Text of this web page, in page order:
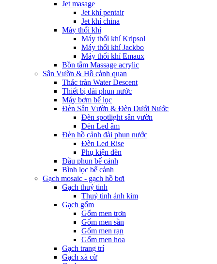
Jet masage
Jet khí pentair
Jet khí china
Máy thổi khí
Máy thổi khí Kripsol
Máy thổi khí Jackbo
Máy thổi khí Emaux
Bồn tắm Massage acrylic
Sân Vườn & Hồ cảnh quan
Thác tràn Water Descent
Thiết bị đài phun nước
Máy bơm bể lọc
Đèn Sân Vườn & Đèn Dưới Nước
Đèn spotlight sân vườn
Đèn Led âm
Đèn hồ cảnh đài phun nước
Đèn Led Rise
Phụ kiện đèn
Đầu phun bể cảnh
Bình lọc bể cảnh
Gạch mosaic - gạch hồ bơi
Gạch thuỷ tinh
Thuỷ tinh ánh kim
Gạch gốm
Gốm men trơn
Gốm men sần
Gốm men rạn
Gốm men hoa
Gạch trang trí
Gạch xà cừ